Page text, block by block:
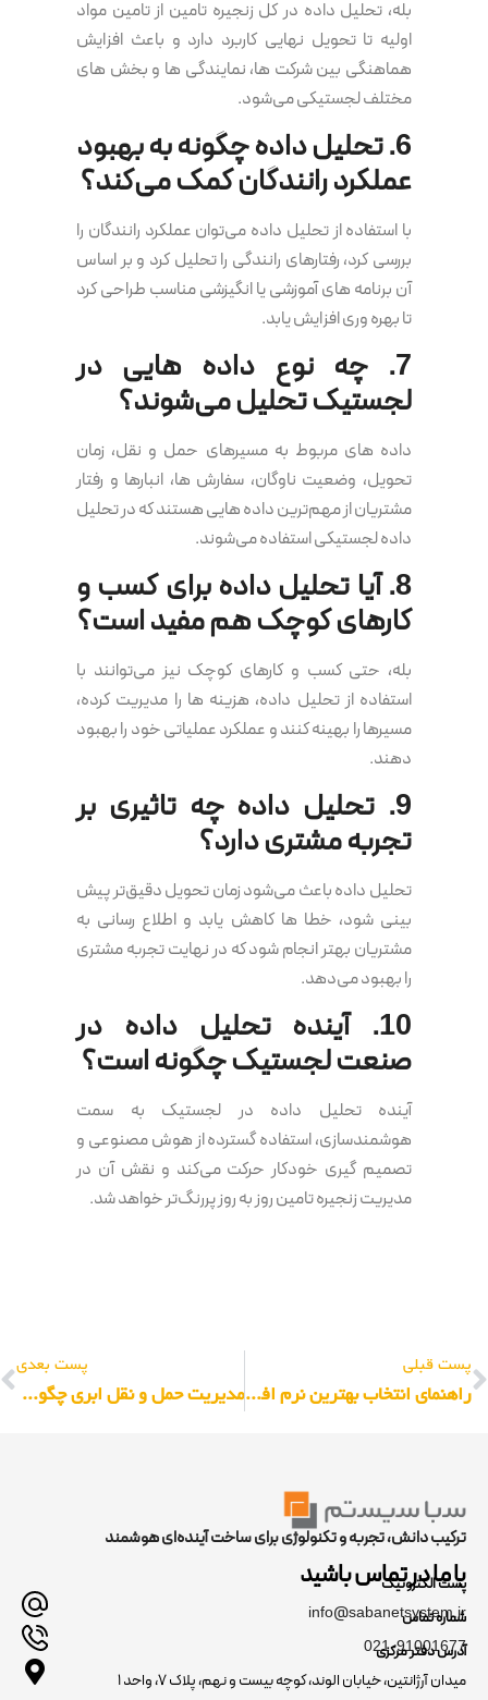
بله، تحلیل داده در کل زنجیره تامین از تامین مواد
اولیه تا تحویل نهایی کاربرد دارد و باعث افزایش
هماهنگی بین شرکت ها، نمایندگی ها و بخش های
مختلف لجستیکی می‌شود.
6. تحلیل داده چگونه به بهبود
عملکرد رانندگان کمک می‌کند؟
با استفاده از تحلیل داده می‌توان عملکرد رانندگان را
بررسی کرد، رفتارهای رانندگی را تحلیل کرد و بر اساس
آن برنامه های آموزشی یا انگیزشی مناسب طراحی کرد
تا بهره وری افزایش یابد.
7. چه نوع داده هایی در
لجستیک تحلیل می‌شوند؟
داده های مربوط به مسیرهای حمل و نقل، زمان
تحویل، وضعیت ناوگان، سفارش ها، انبارها و رفتار
مشتریان از مهم‌ترین داده هایی هستند که در تحلیل
داده لجستیکی استفاده می‌شوند.
8. آیا تحلیل داده برای کسب و
کارهای کوچک هم مفید است؟
بله، حتی کسب و کارهای کوچک نیز می‌توانند با
استفاده از تحلیل داده، هزینه ها را مدیریت کرده،
مسیرها را بهینه کنند و عملکرد عملیاتی خود را بهبود
دهند.
9. تحلیل داده چه تاثیری بر
تجربه مشتری دارد؟
تحلیل داده باعث می‌شود زمان تحویل دقیق‌تر پیش
بینی شود، خطا ها کاهش یابد و اطلاع رسانی به
مشتریان بهتر انجام شود که در نهایت تجربه مشتری
را بهبود می‌دهد.
10. آینده تحلیل داده در
صنعت لجستیک چگونه است؟
آینده تحلیل داده در لجستیک به سمت
هوشمندسازی، استفاده گسترده از هوش مصنوعی و
تصمیم گیری خودکار حرکت می‌کند و نقش آن در
مدیریت زنجیره تامین روز به روز پررنگ‌تر خواهد شد.
پست قبلی
راهنمای انتخاب بهترین نرم افزار مدیریت حمل و نقل
پست بعدی
مدیریت حمل و نقل ابری چگونه کار می‌کند؟
ترکیب دانش، تجربه و تکنولوژی برای ساخت آینده‌ای هوشمند
با ما در تماس باشید
پست الکترونیک
info@sabanetsystem.ir
شماره تماس
021-91001677
آدرس دفتر مرکزی
میدان آرژانتین، خیابان الوند، کوچه بیست و نهم، پلاک ۷، واحد ۱